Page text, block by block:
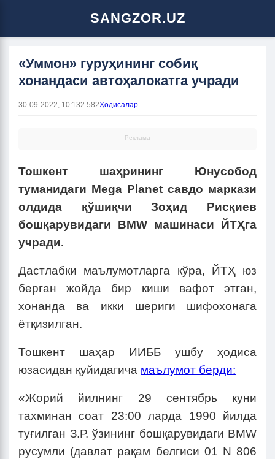
SANGZOR.UZ
«Уммон» гуруҳининг собиқ
хонандаси автоҳалокатга учради
30-09-2022, 10:132 582Ҳодисалар
Реклама
Тошкент шаҳрининг Юнусобод
туманидаги Mega Planet савдо маркази
олдида қўшиқчи Зоҳид Рисқиев
бошқарувидаги BMW машинаси ЙТҲга
учради.
Дастлабки маълумотларга кўра, ЙТҲ юз
берган жойда бир киши вафот этган,
хонанда ва икки шериги шифохонага
ётқизилган.
Тошкент шаҳар ИИББ ушбу ҳодиса
юзасидан қуйидагича маълумот берди:
«Жорий йилнинг 29 сентябрь куни
тахминан соат 23:00 ларда 1990 йилда
туғилган З.Р. ўзининг бошқарувидаги BMW
русумли (давлат рақам белгиси 01 N 806